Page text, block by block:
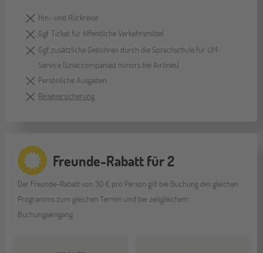
Hin- und Rückreise
Ggf. Ticket für öffentliche Verkehrsmittel
Ggf. zusätzliche Gebühren durch die Sprachschule für UM-
Service (Unaccompanied minors bei Airlines)
Persönliche Ausgaben
Reiseversicherung
Freunde-Rabatt für 2
Der Freunde-Rabatt von 30 € pro Person gilt bei Buchung des gleichen
Programms zum gleichen Termin und bei zeitgleichem
Buchungseingang.